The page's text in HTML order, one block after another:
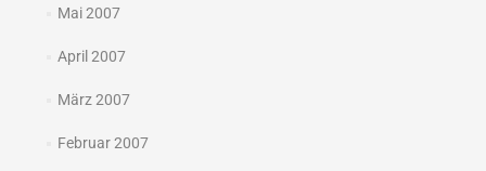
Mai 2007
April 2007
März 2007
Februar 2007